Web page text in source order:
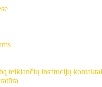
teikiančių institucijų kontaktai